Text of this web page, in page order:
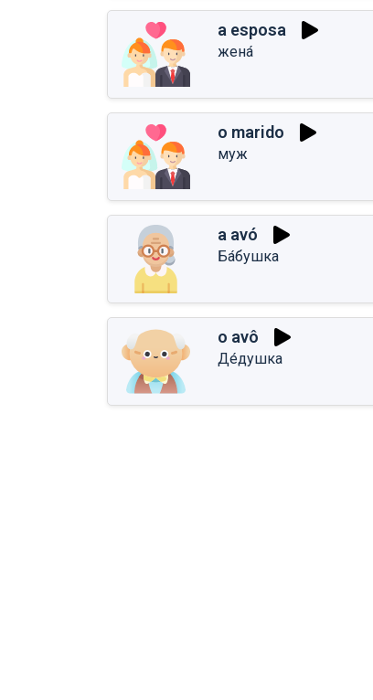
a esposa
жена́
o marido
муж
a avó
Ба́бушка
o avô
Де́душка